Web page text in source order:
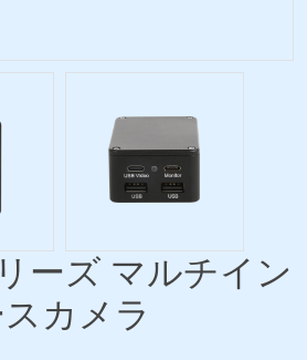
ーズ マルチイン
カメラ